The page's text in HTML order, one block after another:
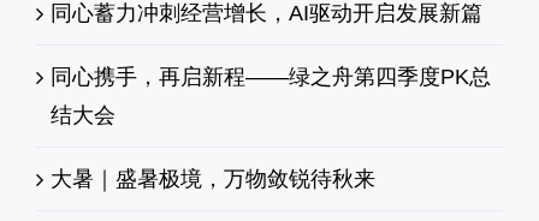
同心蓄力冲刺经营增长，AI驱动开启发展新篇
同心携手，再启新程——绿之舟第四季度PK总
结大会
大暑｜盛暑极境，万物敛锐待秋来